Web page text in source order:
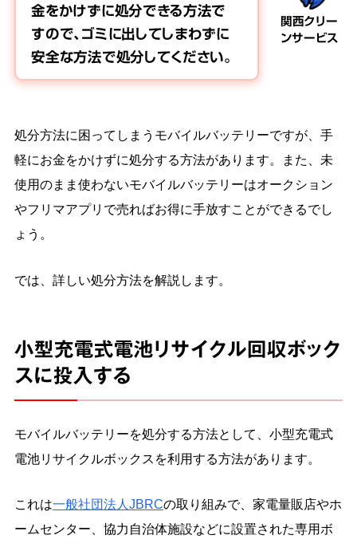
関西クリー
ンサービス
金をかけずに処分できる方法で
すので、ゴミに出してしまわずに
安全な方法で処分してください。
処分方法に困ってしまうモバイルバッテリーですが、手
軽にお金をかけずに処分する方法があります。また、未
使用のまま使わないモバイルバッテリーはオークション
やフリマアプリで売ればお得に手放すことができるでし
ょう。
では、詳しい処分方法を解説します。
小型充電式電池リサイクル回収ボック
スに投入する
モバイルバッテリーを処分する方法として、小型充電式
電池リサイクルボックスを利用する方法があります。
これは一般社団法人JBRCの取り組みで、家電量販店やホ
ームセンター、協力自治体施設などに設置された専用ボ